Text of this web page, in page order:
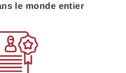
le monde entier